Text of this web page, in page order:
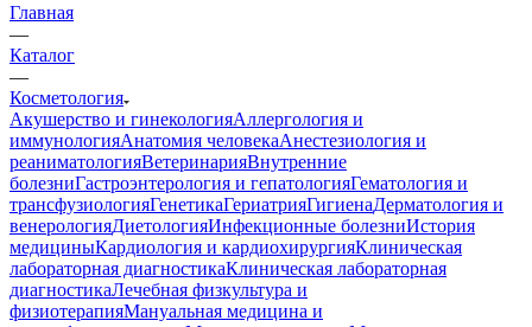
Главная
—
Каталог
—
Косметология
Акушерство и гинекологияАллергология и
иммунологияАнатомия человекаАнестезиология и
реаниматологияВетеринарияВнутренние
болезниГастроэнтерология и гепатологияГематология и
трансфузиологияГенетикаГериатрияГигиенаДерматология и
венерологияДиетологияИнфекционные болезниИстория
медициныКардиология и кардиохирургияКлиническая
лабораторная диагностикаКлиническая лабораторная
диагностикаЛечебная физкультура и
физиотерапияМануальная медицина и